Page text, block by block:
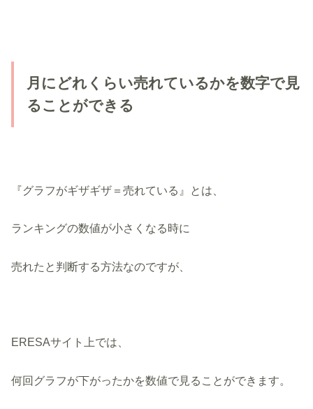
月にどれくらい売れているかを数字で見
ることができる
『グラフがギザギザ＝売れている』とは、
ランキングの数値が小さくなる時に
売れたと判断する方法なのですが、
ERESAサイト上では、
何回グラフが下がったかを数値で見ることができます。